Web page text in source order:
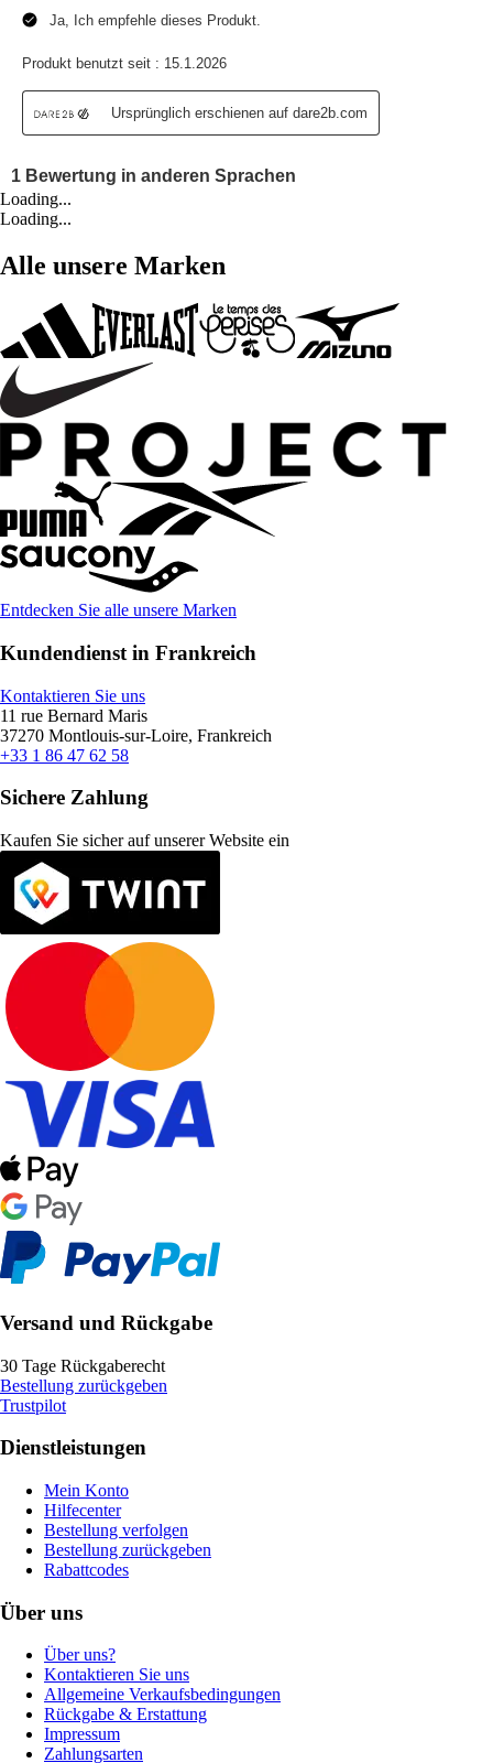
Loading...
Loading...
Alle unsere Marken
Entdecken Sie alle unsere Marken
Kundendienst in Frankreich
Kontaktieren Sie uns
11 rue Bernard Maris
37270 Montlouis-sur-Loire, Frankreich
+33 1 86 47 62 58
Sichere Zahlung
Kaufen Sie sicher auf unserer Website ein
Versand und Rückgabe
30 Tage Rückgaberecht
Bestellung zurückgeben
Trustpilot
Dienstleistungen
Mein Konto
Hilfecenter
Bestellung verfolgen
Bestellung zurückgeben
Rabattcodes
Über uns
Über uns?
Kontaktieren Sie uns
Allgemeine Verkaufsbedingungen
Rückgabe & Erstattung
Impressum
Zahlungsarten